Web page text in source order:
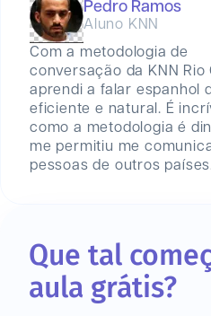
Pedro Ramos
Aluno KNN
Com a metodologia de
conversação da KNN Rio
aprendi a falar espanhol
eficiente e natural. É
como a metodologia é
me permitiu me
pessoas de outros
Que tal
aula grátis?